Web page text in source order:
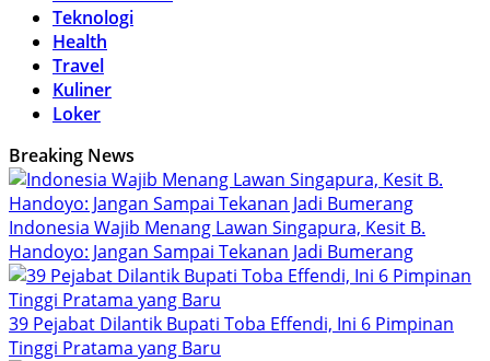
Teknologi
Health
Travel
Kuliner
Loker
Breaking News
Indonesia Wajib Menang Lawan Singapura, Kesit B.
Handoyo: Jangan Sampai Tekanan Jadi Bumerang
39 Pejabat Dilantik Bupati Toba Effendi, Ini 6 Pimpinan
Tinggi Pratama yang Baru